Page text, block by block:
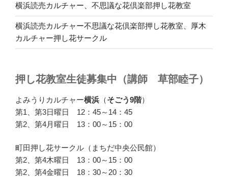
横浜読売カルチャー、不思議な花倶楽部押し花教室
横浜読売カルチャー不思議な花倶楽部押し花教室、厚木
カルチャー押し花サークル
押し花教室生徒募集中（講師 草部睦子）
よみうりカルチャー横浜 （そごう9階）
第1、第3日曜日 12：45～14：45
第2、第4月曜日 13：00～15：00
町田押し花サークル（まちだ中央公民館）
第2、第4木曜日 13：00～15：00
第2、第4金曜日 18：30～20：30